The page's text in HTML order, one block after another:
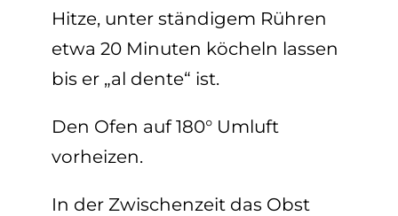
Hitze, unter ständigem Rühren
etwa 20 Minuten köcheln lassen
bis er „al dente“ ist.
Den Ofen auf 180° Umluft
vorheizen.
In der Zwischenzeit das Obst